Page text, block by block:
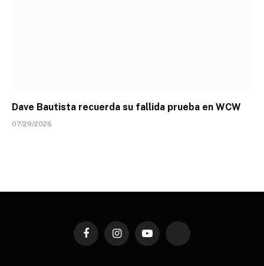
Dave Bautista recuerda su fallida prueba en WCW
07/29/2026
FacebookInstagramYouTube TikTok